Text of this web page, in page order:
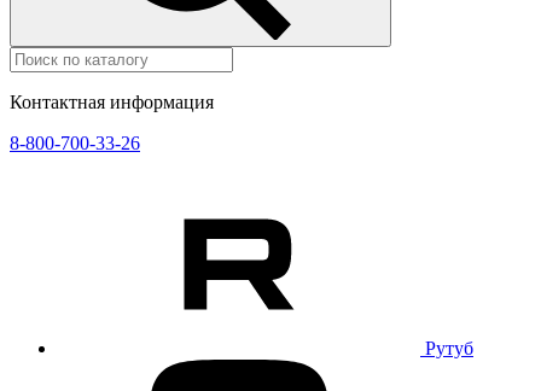
Контактная информация
8-800-700-33-26
Рутуб